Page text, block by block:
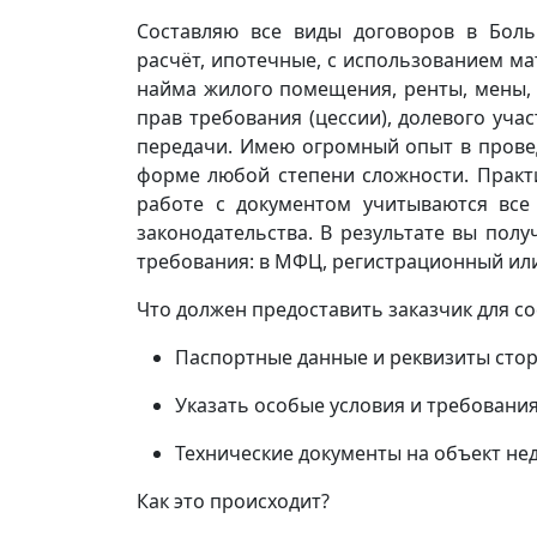
Составляю все виды договоров в
расчёт, ипотечные, с использованием
найма жилого помещения, ренты, мены,
прав требования (цессии), долевого
передачи. Имею огромный опыт в
форме любой степени сложности.
работе с документом учитываются
законодательства. В результате вы
требования: в МФЦ, регистрационный
Что должен предоставить заказчик для
Паспортные данные и реквизиты
Указать особые условия и
Технические документы на объект
Как это происходит?